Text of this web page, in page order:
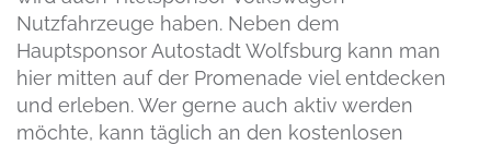
Nutzfahrzeuge haben. Neben dem
Hauptsponsor Autostadt Wolfsburg kann man
hier mitten auf der Promenade viel entdecken
und erleben. Wer gerne auch aktiv werden
möchte, kann täglich an den kostenlosen